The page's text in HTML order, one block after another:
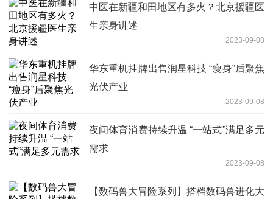
中医在新疆和田地区有多火？北京援疆医
生亲身讲述
2023-09-08
华东重机挂牌出售润星科技 “瘦身”后聚焦
光伏产业
2023-09-08
夜间体育消费持续升温 “一站式”满足多元
需求
2023-09-08
【数码兽大冒险系列】搭档数码兽进化大